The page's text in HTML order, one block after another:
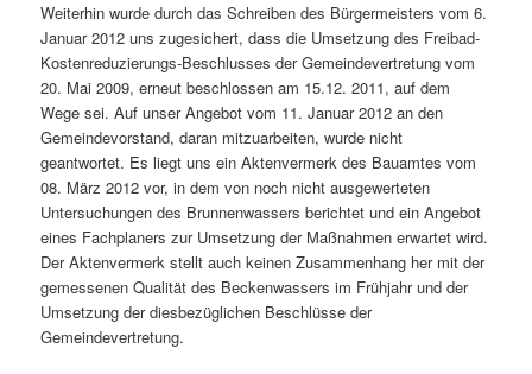
Weiterhin wurde durch das Schreiben des Bürgermeisters vom 6.
Januar 2012 uns zugesichert, dass die Umsetzung des Freibad-
Kostenreduzierungs-Beschlusses der Gemeindevertretung vom
20. Mai 2009, erneut beschlossen am 15.12. 2011, auf dem
Wege sei. Auf unser Angebot vom 11. Januar 2012 an den
Gemeindevorstand, daran mitzuarbeiten, wurde nicht
geantwortet. Es liegt uns ein Aktenvermerk des Bauamtes vom
08. März 2012 vor, in dem von noch nicht ausgewerteten
Untersuchungen des Brunnenwassers berichtet und ein Angebot
eines Fachplaners zur Umsetzung der Maßnahmen erwartet wird.
Der Aktenvermerk stellt auch keinen Zusammenhang her mit der
gemessenen Qualität des Beckenwassers im Frühjahr und der
Umsetzung der diesbezüglichen Beschlüsse der
Gemeindevertretung.